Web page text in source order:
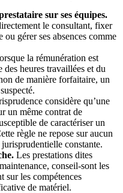
sur ses équipes.
le consultant, fixer
gérer ses absences comme
la rémunération est
heures travaillées et du
de manière forfaitaire, un
considère qu’une
un même contrat de
de caractériser un
règle ne repose sur aucun
constante.
Les prestations dites
conseil-sont les
sur les compétences
de matériel.